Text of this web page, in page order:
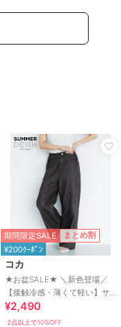
期間限定SALE まとめ割
¥200ｸｰﾎﾟﾝ
コカ
★お盆SALE★ ＼新色登場／
【接触冷感・薄くて軽い】サ
マーデニムウエストゴムイー
ジーパンツ 全4色
¥2,490
2点以上で10%OFF